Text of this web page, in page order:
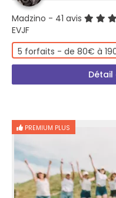
Madzino - 41 avis
EVJF
5 forfaits - de 80€ à
PREMIUM PLUS